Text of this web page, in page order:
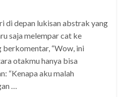
di depan lukisan abstrak yang
saja melempar cat ke
berkomentar, “Wow, ini
otakmu hanya bisa
“Kenapa aku malah
…